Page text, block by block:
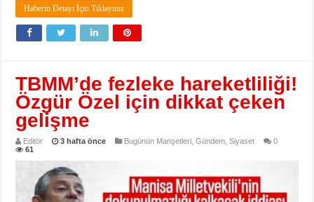
Haberin Detayı İçin Tıklayınız
TBMM’de fezleke hareketliliği!
Özgür Özel için dikkat çeken
gelişme
Editör 3 hafta önce Bugünün Manşetleri ,Gündem ,Siyaset
0
61